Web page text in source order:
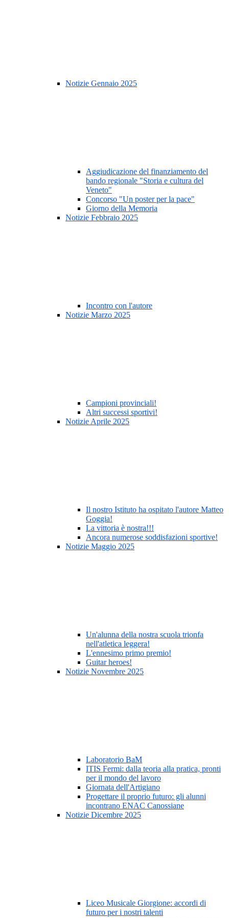
Notizie Gennaio 2025
Aggiudicazione del finanziamento del
bando regionale "Storia e cultura del
Veneto"
Concorso "Un poster per la pace"
Giorno della Memoria
Notizie Febbraio 2025
Incontro con l'autore
Notizie Marzo 2025
Campioni provinciali!
Altri successi sportivi!
Notizie Aprile 2025
Il nostro Istituto ha ospitato l'autore Matteo
Goggia!
La vittoria è nostra!!!
Ancora numerose soddisfazioni sportive!
Notizie Maggio 2025
Un'alunna della nostra scuola trionfa
nell'atletica leggera!
L'ennesimo primo premio!
Guitar heroes!
Notizie Novembre 2025
Laboratorio BaM
ITIS Fermi: dalla teoria alla pratica, pronti
per il mondo del lavoro
Giornata dell'Artigiano
Progettare il proprio futuro: gli alunni
incontrano ENAC Canossiane
Notizie Dicembre 2025
Liceo Musicale Giorgione: accordi di
futuro per i nostri talenti